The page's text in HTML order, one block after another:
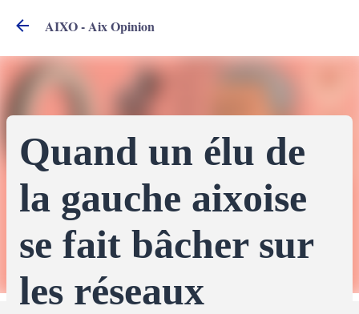
AIXO - Aix Opinion
Quand un élu de
la gauche aixoise
se fait bâcher sur
les réseaux